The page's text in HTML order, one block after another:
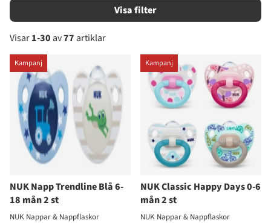
Filtrera
Visar1-30 av77 artiklar
Produkter
Kampanj
NUK Napp Trendline Blå 6-
18 mån 2 st
NUK Nappar & Nappflaskor
Kampanj
NUK Classic Happy Days 0-6
mån 2 st
NUK Nappar & Nappflaskor